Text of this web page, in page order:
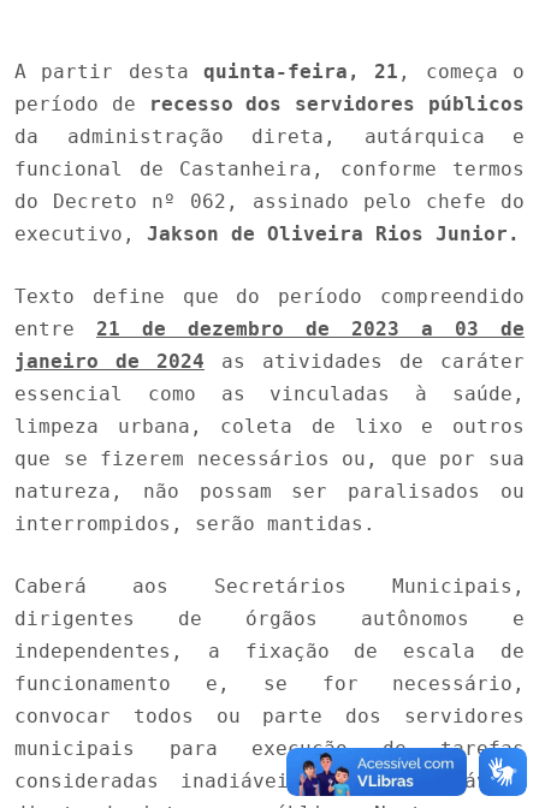
A partir desta quinta-feira, 21 , começa o
período de
recesso dos servidores públicos
da administração direta, autárquica e
funcional de Castanheira, conforme termos
do Decreto nº 062, assinado pelo chefe do
executivo, Jakson de Oliveira Rios Junior.
Texto define que do período compreendido
entre 21 de dezembro de 2023 a 03 de
janeiro de 2024 as atividades de caráter
essencial como as vinculadas à saúde,
limpeza urbana, coleta de lixo e outros
que se fizerem necessários ou, que por sua
natureza, não possam ser paralisados ou
interrompidos, serão mantidas.
Caberá aos Secretários Municipais,
dirigentes de órgãos autônomos e
independentes, a fixação de escala de
funcionamento e, se for necessário,
convocar todos ou parte dos servidores
municipais para execução de tarefas
consideradas inadiáveis e indispensáveis